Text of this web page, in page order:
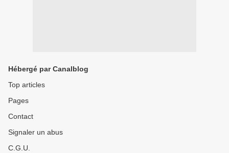
Hébergé par Canalblog
Top articles
Pages
Contact
Signaler un abus
C.G.U.